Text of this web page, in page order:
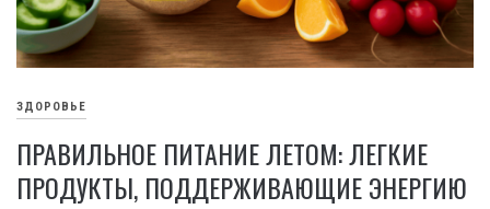
ЗДОРОВЬЕ
ПРАВИЛЬНОЕ ПИТАНИЕ ЛЕТОМ: ЛЕГКИЕ
ПРОДУКТЫ, ПОДДЕРЖИВАЮЩИЕ ЭНЕРГИЮ